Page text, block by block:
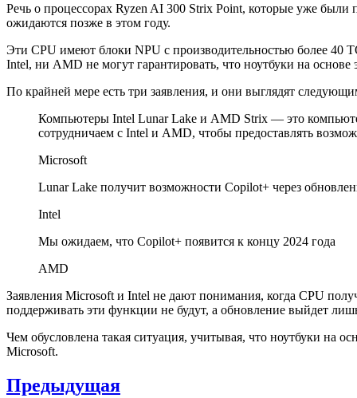
Речь о процессорах Ryzen AI 300 Strix Point, которые уже
ожидаются позже в этом году.
Эти CPU имеют блоки NPU с производительностью более
Intel, ни AMD не могут гарантировать, что ноутбуки на
По крайней мере есть три заявления, и они выглядят
Компьютеры Intel Lunar Lake и AMD Strix — это
сотрудничаем с Intel и AMD, чтобы предоставлять
Microsoft
Lunar Lake получит возможности Copilot+ через
Intel
Мы ожидаем, что Copilot+ появится к концу 2024 года
AMD
Заявления Microsoft и Intel не дают понимания, когда CPU
поддерживать эти функции не будут, а обновление выйдет
Чем обусловлена такая ситуация, учитывая, что ноутбуки на
Microsoft.
Навигация
Предыдущая